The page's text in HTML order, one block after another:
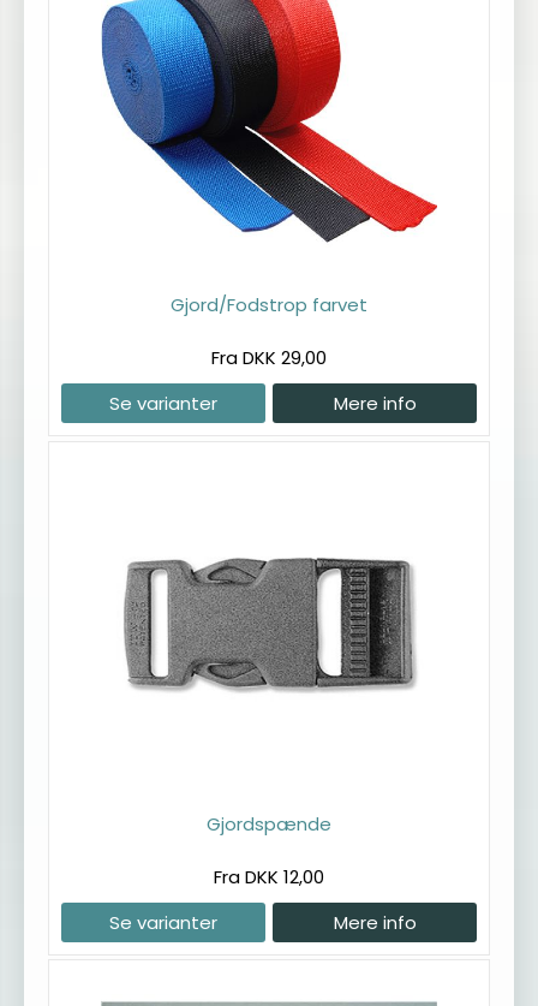
Gjord/Fodstrop farvet
Fra DKK 29,00
Se varianter
Mere info
Gjordspænde
Fra DKK 12,00
Se varianter
Mere info